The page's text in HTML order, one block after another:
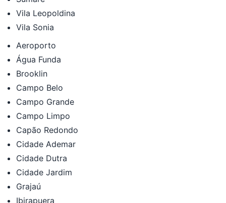
Vila Leopoldina
Vila Sonia
Aeroporto
Água Funda
Brooklin
Campo Belo
Campo Grande
Campo Limpo
Capão Redondo
Cidade Ademar
Cidade Dutra
Cidade Jardim
Grajaú
Ibirapuera